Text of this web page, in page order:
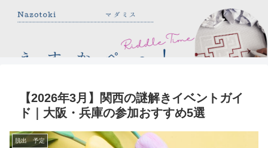
【2026年3月】関西の謎解きイベントガイ
ド｜大阪・兵庫の参加おすすめ5選
脱出 予定